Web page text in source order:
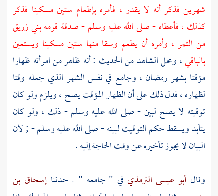
شهرين فذكر أنه لا يقدر ، فأمره بإطعام ستين مسكينا فذكر
كذلك ، فأعطاه - صلى الله عليه وسلم - صدقة قومهبني زريق
من التمر ، وأمره أن يطعم وسقا منها ستين مسكينا ويستعين
بالباقي، ومحل الشاهد من الحديث : أنه ظاهر من امرأته ظهارا
مؤقتا بشهر رمضان ، وجامع في نفس الشهر الذي جعله وقتا
لظهاره ، فدل ذلك على أن الظهار المؤقت يصح ، ويلزم ولو كان
توقيته لا يصح لبين - صلى الله عليه وسلم - ذلك ، ولو كان
يتأبد ويسقط حكم التوقيت لبينه - صلى الله عليه وسلم - ; لأن
البيان لا يجوز تأخيره عن وقت الحاجة إليه .
وقال أبو عيسى الترمذي في " جامعه " : حدثناإسحاق بن